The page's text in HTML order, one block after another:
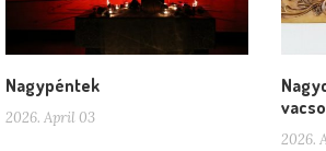
Nagypéntek
2026. April 03
2026.